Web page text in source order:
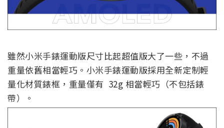
雖然小米手錶運動版尺寸比起超值版大了一些，不過
重量依舊相當輕巧。小米手錶運動版採用全新定制輕
量化材質錶框，重量僅有 32g 相當輕巧（不包括錶
帶）。